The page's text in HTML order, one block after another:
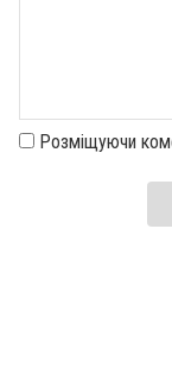
Розміщуючи